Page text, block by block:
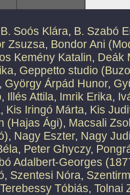
B. Soós Klára, B. Szabó
Zsuzsa, Bondor Ani
Kemény Katalin, Deák
, Geppetto studio
György Árpád Hunor,
, Illés Attila, Imrik Erika,
, Kis Iringó Márta, Kis
(Hajas Ági), Macsali
, Nagy Eszter, Nagy
, Peter Ghyczy,
Adalbert-Georges
, Szentesi Nóra,
Terebessy Tóbiás, Tolnai